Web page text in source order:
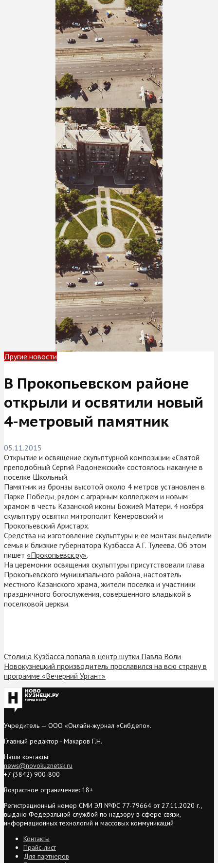
Другие новости
В Прокопьевском районе
открыли и освятили новый
4-метровый памятник
05.11.2015
Открытие и освящение скульптурной композиции «Святой
преподобный Сергий Радонежский» состоялось накануне в
поселке Школьный.
Памятник из бронзы высотой около 4 метров установлен в
Парке Победы, рядом с аграрным колледжем и новым
храмом в честь Казанской иконы Божией Матери. 4 ноября
скульптуру освятил митрополит Кемеровский и
Прокопьевский Аристарх.
Средства на изготовление скульптуры и ее монтаж выделили
семья и близкие губернатора Кузбасса А.Г. Тулеева. Об этом
пишет «Прокопьевск.ру».
На церемонии освящения скульптуры присутствовали глава
Прокопьевского муниципального района, настоятель
местного Казанского храма, жители поселка и участники
праздничного богослужения, совершенного владыкой в
поселковой церкви.
Столица Кузбасса попала в центр шутки Павла Воли
Новокузнецкий производитель прославился на всю страну в
программе «Вечерний Ургант»
Учредитель — ООО «Онлайн-журнал «Сибдепо».
Главный редактор - Макаров Г.Н.
Наши контакты:
news@novokuznetsk.ru
+7 (3842) 900-800
Возрастное ограничение: 18+
Регистрационный номер СМИ ЭЛ №ФС 77-79664 от 27.11.2020 г.,
выдано Федеральной службой по надзору в сфере связи,
информационных технологий и массовых коммуникаций
Контакты
Прайс-лист
Для партнеров